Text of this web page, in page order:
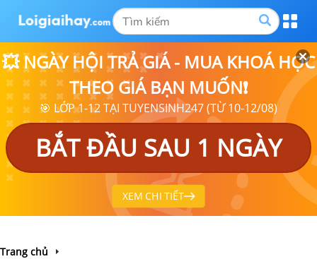
💥 NGÀY HỘI TRẢ GIÁ - MUA KHOÁ HỌC
THEO GIÁ BẠN MUỐN❗
🎯 LỚP 1-12 TẠI TUYENSINH247 (TỪ 10-12/08)
BẮT ĐẦU SAU 1 NGÀY
XEM CHI TIẾT
Trang chủ